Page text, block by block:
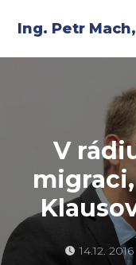
Ing. Petr
V
migraci,
14.12. 2016